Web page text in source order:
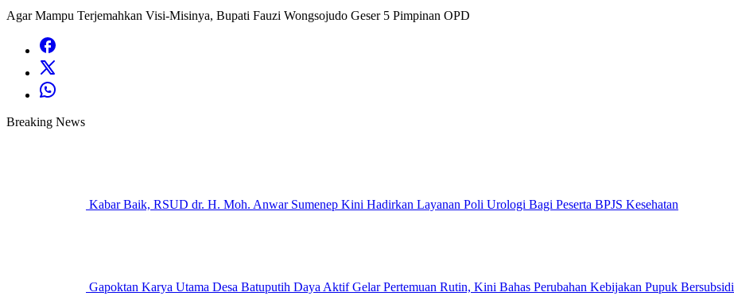
Agar Mampu Terjemahkan Visi-Misinya, Bupati Fauzi Wongsojudo Geser 5 Pimpinan OPD
Breaking News
Kabar Baik, RSUD dr. H. Moh. Anwar Sumenep Kini Hadirkan Layanan Poli Urologi Bagi Peserta BPJS Kesehatan
Gapoktan Karya Utama Desa Batuputih Daya Aktif Gelar Pertemuan Rutin, Kini Bahas Perubahan Kebijakan Pupuk